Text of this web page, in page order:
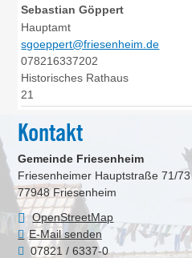
Sebastian Göppert
Hauptamt
sgoeppert@friesenheim.de
078216337202
Historisches Rathaus
21
Kontakt
Gemeinde Friesenheim
Friesenheimer Hauptstraße 71/73
77948 Friesenheim
OpenStreetMap
E-Mail senden
07821 / 6337-0